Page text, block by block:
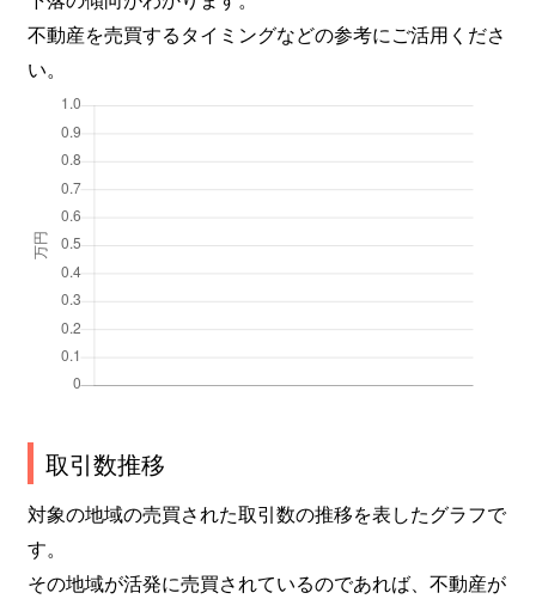
不動産を売買するタイミングなどの参考にご活用くださ
い。
取引数推移
対象の地域の売買された取引数の推移を表したグラフで
す。
その地域が活発に売買されているのであれば、不動産が